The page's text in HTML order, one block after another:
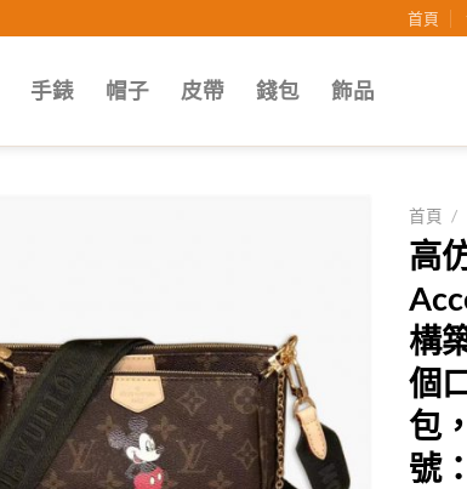
首頁
手錶 帽子 皮帶 錢包 飾品
首頁 /
高
構
個
包
號